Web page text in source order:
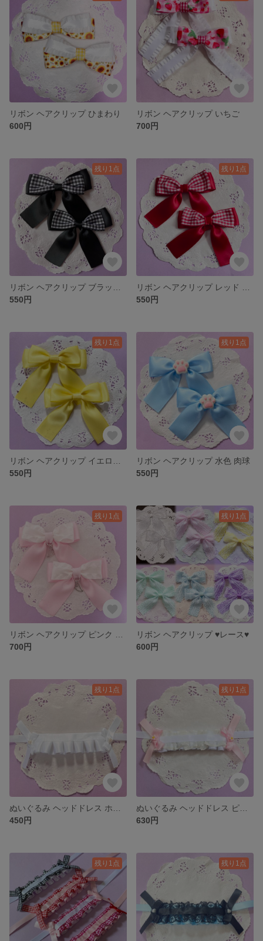
リボン ヘアクリップ ひまわり
600円
リボン ヘアクリップ いちご
700円
残り1点
550円
残り1点
550円
残り1点
550円
残り1点
リボン ヘアクリップ 水色 肉球
550円
残り1点
700円
残り1点
リボン ヘアクリップ ♥レース♥
600円
残り1点
450円
残り1点
630円
残り1点 残り1点